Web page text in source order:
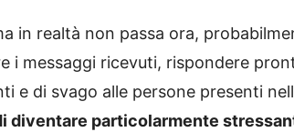
in realtà non passa ora,
i messaggi ricevuti, rispondere
e di svago alle persone presenti
diventare particolarmente